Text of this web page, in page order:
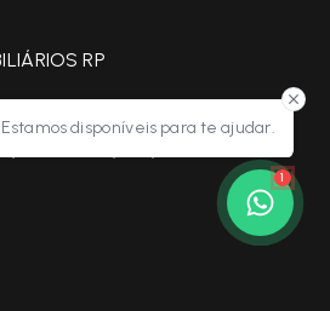
disponíveis para te ajudar.
1
RP
522 - Salas 1,5 e 6, Centro - Ribeirão